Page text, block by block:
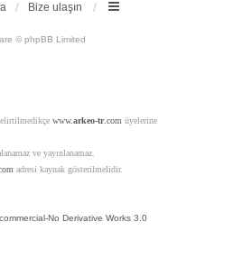
Bize ulaşın
© phpBB Limited
www.arkeo-tr.com üyelerine
ve yayınlanamaz.
adresi kaynak gösterilmelidir.
No Derivative Works 3.0